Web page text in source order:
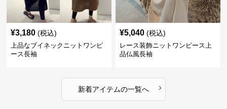
¥3,180 (税込)
上品なブイネックニットワンピ
ース長袖
¥5,040 (税込)
レース装飾ニットワンピース上
品仏風長袖
新着アイテムの一覧へ ›